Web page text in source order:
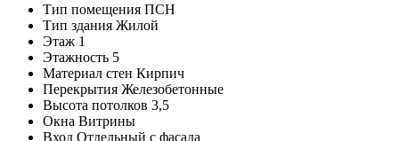
Тип помещения ПСН
Тип здания Жилой
Этаж 1
Этажность 5
Материал стен Кирпич
Перекрытия Железобетонные
Высота потолков 3,5
Окна Витрины
Вход Отдельный с фасада